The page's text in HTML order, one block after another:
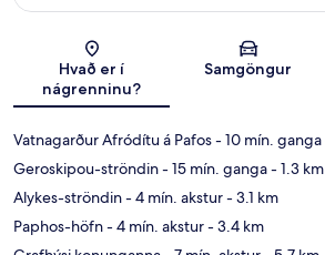
Kort
Hvað er í
nágrenninu?
Samgöngur
Vatnagarður Afródítu á Pafos- 10 mín. ganga
Geroskipou-ströndin- 15 mín. ganga- 1.3 km
Alykes-ströndin- 4 mín. akstur- 3.1 km
Paphos-höfn- 4 mín. akstur- 3.4 km